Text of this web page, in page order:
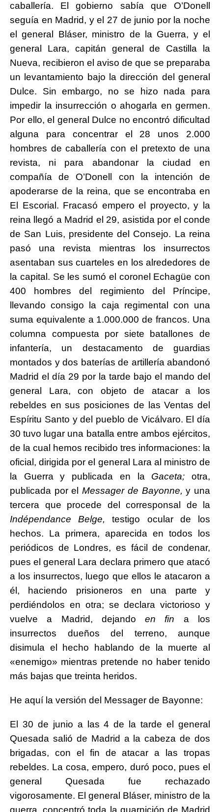
caballería. El gobierno sabía que O’Donell
seguía en Madrid, y el 27 de junio por la noche
el general Bláser, ministro de la Guerra, y el
general Lara, capitán general de Castilla la
Nueva, recibieron el aviso de que se preparaba
un levantamiento bajo la dirección del general
Dulce. Sin embargo, no se hizo nada para
impedir la insurrección o ahogarla en germen.
Por ello, el general Dulce no encontró dificultad
alguna para concentrar el 28 unos 2.000
hombres de caballería con el pretexto de una
revista, ni para abandonar la ciudad en
compañía de O’Donell con la intención de
apoderarse de la reina, que se encontraba en
El Escorial. Fracasó empero el proyecto, y la
reina llegó a Madrid el 29, asistida por el conde
de San Luis, presidente del Consejo. La reina
pasó una revista mientras los insurrectos
asentaban sus cuarteles en los alrededores de
la capital. Se les sumó el coronel Echagüe con
400 hombres del regimiento del Príncipe,
llevando consigo la caja regimental con una
suma equivalente a 1.000.000 de francos. Una
columna compuesta por siete batallones de
infantería, un destacamento de guardias
montados y dos baterías de artillería abandonó
Madrid el día 29 por la tarde bajo el mando del
general Lara, con objeto de atacar a los
rebeldes en sus posiciones de las Ventas del
Espíritu Santo y del pueblo de Vicálvaro. El día
30 tuvo lugar una batalla entre ambos ejércitos,
de la cual hemos recibido tres informaciones: la
oficial, dirigida por el general Lara al ministro de
la Guerra y publicada en la Gaceta;otra,
publicada por elMessager de Bayonne,y una
tercera que procede del corresponsal de la
IndépendanceBelge,testigo ocular de los
hechos. La primera, aparecida en todos los
periódicos de Londres, es fácil de condenar,
pues el general Lara declara primero que atacó
a los insurrectos, luego que ellos le atacaron a
él, haciendo prisioneros en una parte y
perdiéndolos en otra; se declara victorioso y
vuelve a Madrid, dejandoen fin a los
insurrectos dueños del terreno, aunque
disimula el hecho hablando de la muerte al
«enemigo» mientras pretende no haber tenido
más bajas que treinta heridos.
He aquí la versión del Messager de Bayonne:
El 30 de junio a las 4 de la tarde el general
Quesada salió de Madrid a la cabeza de dos
brigadas, con el fin de atacar a las tropas
rebeldes. La cosa, empero, duró poco, pues el
general Quesada fue rechazado
vigorosamente. El general Bláser, ministro de la
guerra, concentró toda la guarnición de Madrid